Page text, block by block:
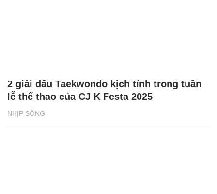
NHỊP SỐNG
2 giải đấu Taekwondo kịch tính trong tuần
lễ thể thao của CJ K Festa 2025